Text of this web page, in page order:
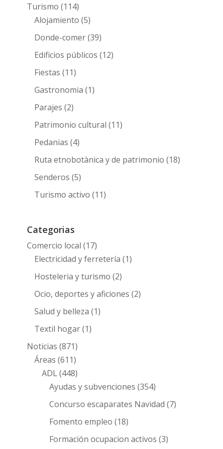
Turismo (114)
Alojamiento (5)
Donde-comer(39)
Edificios públicos (12)
Fiestas (11)
Gastronomia (1)
Parajes (2)
Patrimonio cultural (11)
Pedanias (4)
Ruta etnobotànica y de patrimonio (18)
Senderos (5)
Turismo activo (11)
Categorias
Comercio local (17)
Electricidad y ferretería (1)
Hosteleria y turismo (2)
Ocio, deportes y aficiones (2)
Salud y belleza (1)
Textil hogar(1)
Noticias (871)
Áreas (611)
ADL(448)
Ayudas y subvenciones (354)
Concurso escaparates Navidad (7)
Fomento empleo (18)
Formación ocupacion activos (3)